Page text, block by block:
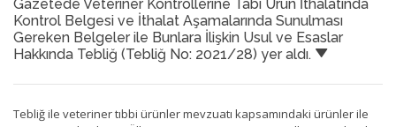
Gazetede Veteriner Kontrollerine Tabi Ürün İthalatında
Kontrol Belgesi ve İthalat Aşamalarında Sunulması
Gereken Belgeler ile Bunlara İlişkin Usul ve Esaslar
Hakkında Tebliğ (Tebliğ No: 2021/28) yer aldı.
Tebliğ ile veteriner tıbbi ürünler mevzuatı kapsamındaki ürünler ile